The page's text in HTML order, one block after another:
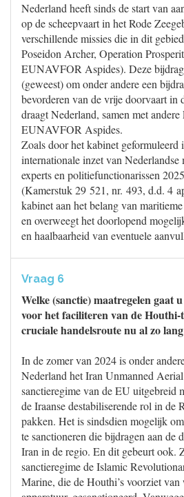
Nederland heeft sinds de start van
op de scheepvaart in het Rode
verschillende missies die in dit
Poseidon Archer, Operation
EUNAVFOR Aspides). Deze
(geweest) om onder andere een
bevorderen van de vrije doorvaart in
draagt Nederland, samen met
EUNAVFOR Aspides.
Zoals door het kabinet
internationale inzet van
experts en politiefunctionarissen
(Kamerstuk 29 521, nr. 493, d.d. 4
kabinet aan het belang van
en overweegt het doorlopend
en haalbaarheid van eventuele
Vraag 6
Welke (sanctie) maatregelen gaat
voor het faciliteren van de
cruciale handelsroute nu al zo
In de zomer van 2024 is onder
Nederland het Iran Unmanned
sanctieregime van de EU uitgebreid
de Iraanse destabiliserende rol in de
pakken. Het is sindsdien mogelijk
te sanctioneren die bijdragen aan de
Iran in de regio. En dit gebeurt ook.
sanctieregime de Islamic
Marine, die de Houthi’s voorziet van